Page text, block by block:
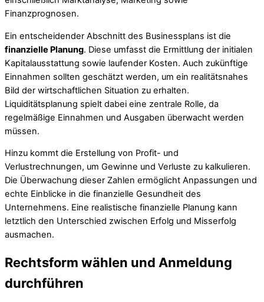
Finanzprognosen.
Ein entscheidender Abschnitt des Businessplans ist die
finanzielle Planung. Diese umfasst die Ermittlung der initialen
Kapitalausstattung sowie laufender Kosten. Auch zukünftige
Einnahmen sollten geschätzt werden, um ein realitätsnahes
Bild der wirtschaftlichen Situation zu erhalten.
Liquiditätsplanung spielt dabei eine zentrale Rolle, da
regelmäßige Einnahmen und Ausgaben überwacht werden
müssen.
Hinzu kommt die Erstellung von Profit- und
Verlustrechnungen, um Gewinne und Verluste zu kalkulieren.
Die Überwachung dieser Zahlen ermöglicht Anpassungen und
echte Einblicke in die finanzielle Gesundheit des
Unternehmens. Eine realistische finanzielle Planung kann
letztlich den Unterschied zwischen Erfolg und Misserfolg
ausmachen.
Rechtsform wählen und Anmeldung
durchführen